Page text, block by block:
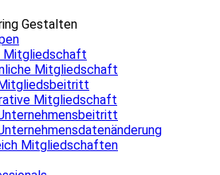
Gestalten
Mitgliedschaft
Mitgliedschaft
Mitgliedschaft
Mitgliedschaften